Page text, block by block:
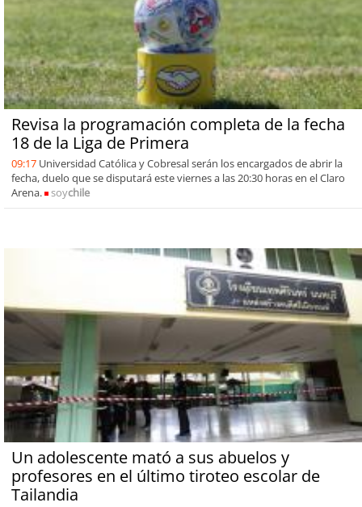
Revisa la programación completa de la fecha
18 de la Liga de Primera
09:17 Universidad Católica y Cobresal serán los encargados de abrir la
fecha, duelo que se disputará este viernes a las 20:30 horas en el Claro
Arena.
soychile
Un adolescente mató a sus abuelos y
profesores en el último tiroteo escolar de
Tailandia